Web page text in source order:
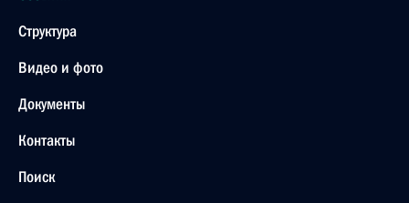
Структура
Видео и фото
Документы
Контакты
Поиск